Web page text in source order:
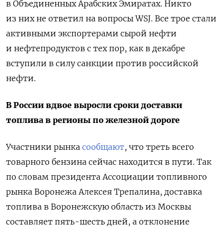
в Объединенных Арабских Эмиратах. Никто
из них не ответил на вопросы WSJ. Все трое стали
активными экспортерами сырой нефти
и нефтепродуктов с тех пор, как в декабре
вступили в силу санкции против российской
нефти.
В России вдвое выросли сроки доставки
топлива в регионы по железной дороге
Участники рынка сообщают, что треть всего
товарного бензина сейчас находится в пути. Так
по словам президента Ассоциации топливного
рынка Воронежа Алексея Трепалина, доставка
топлива в Воронежскую область из Москвы
составляет пять-шесть дней, а отклонение